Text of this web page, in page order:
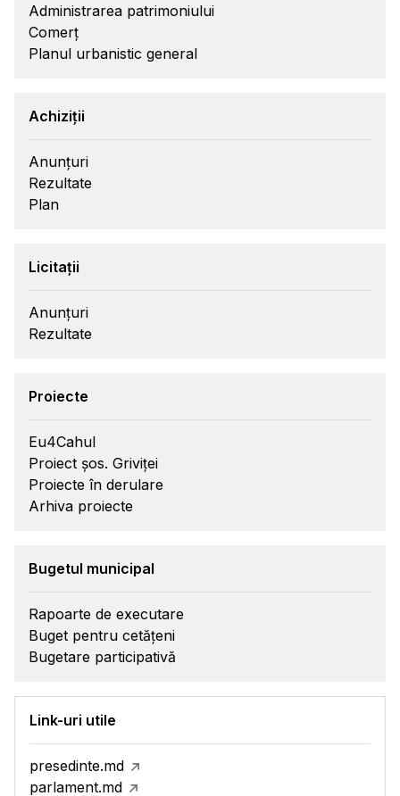
Administrarea patrimoniului
Comerț
Planul urbanistic general
Achiziții
Anunțuri
Rezultate
Plan
Licitații
Anunțuri
Rezultate
Proiecte
Eu4Cahul
Proiect șos. Griviței
Proiecte în derulare
Arhiva proiecte
Bugetul municipal
Rapoarte de executare
Buget pentru cetățeni
Bugetare participativă
Link-uri utile
presedinte.md
parlament.md